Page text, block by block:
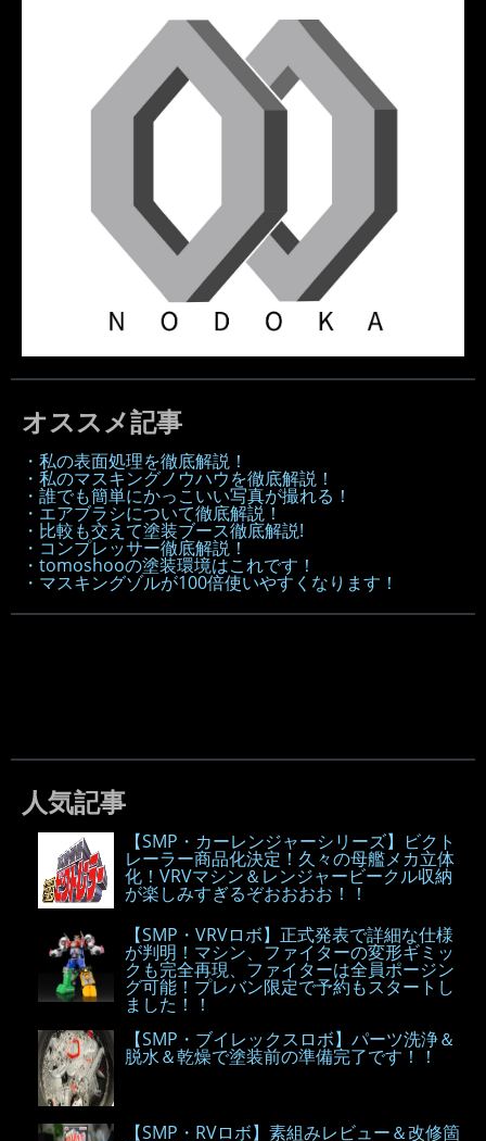
オススメ記事
・私の表面処理を徹底解説！
・私のマスキングノウハウを徹底解説！
・誰でも簡単にかっこいい写真が撮れる！
・エアブラシについて徹底解説！
・比較も交えて塗装ブース徹底解説!
・コンプレッサー徹底解説！
・tomoshooの塗装環境はこれです！
・マスキングゾルが100倍使いやすくなります！
人気記事
【SMP・カーレンジャーシリーズ】ビクト
レーラー商品化決定！久々の母艦メカ立体
化！VRVマシン＆レンジャービークル収納
が楽しみすぎるぞおおおお！！
【SMP・VRVロボ】正式発表で詳細な仕様
が判明！マシン、ファイターの変形ギミッ
クも完全再現、ファイターは全員ポージン
グ可能！プレバン限定で予約もスタートし
ました！！
【SMP・ブイレックスロボ】パーツ洗浄＆
脱水＆乾燥で塗装前の準備完了です！！
【SMP・RVロボ】素組みレビュー＆改修箇